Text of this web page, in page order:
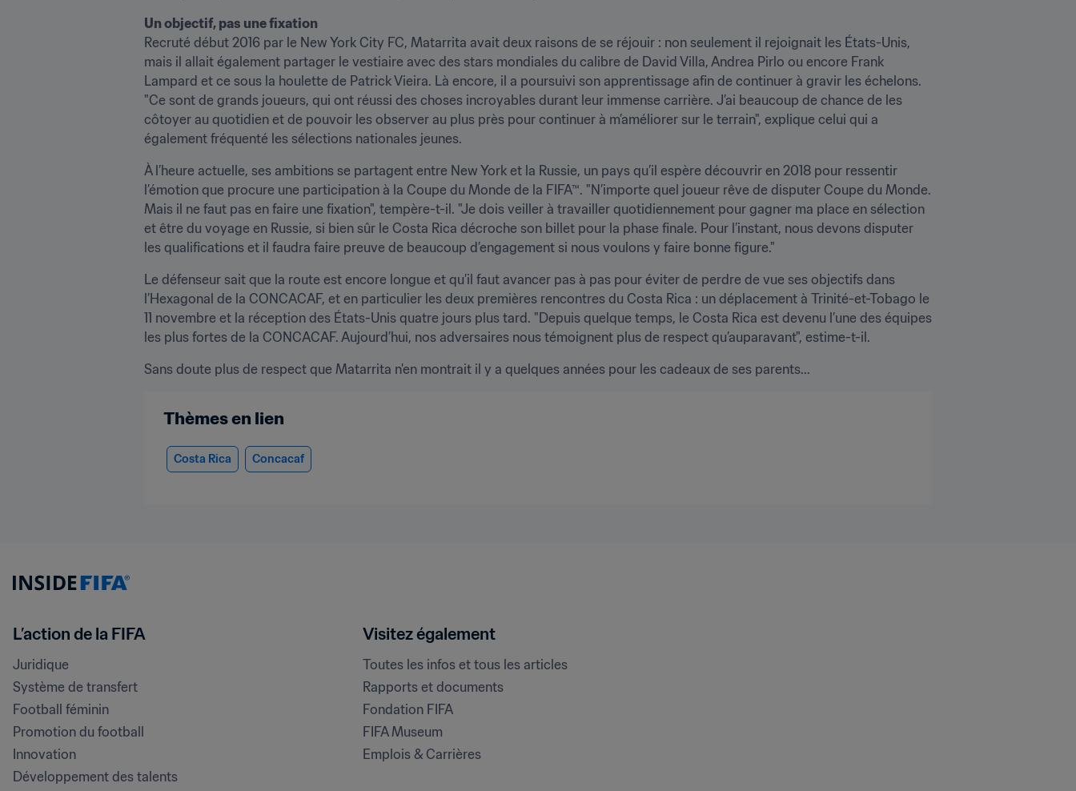
Un objectif, pas une fixation
Recruté début 2016 par le New York City FC, Matarrita avait deux raisons de se réjouir : non seulement il rejoignait les États-Unis,
mais il allait également partager le vestiaire avec des stars mondiales du calibre de David Villa, Andrea Pirlo ou encore Frank
Lampard et ce sous la houlette de Patrick Vieira. Là encore, il a poursuivi son apprentissage afin de continuer à gravir les échelons.
"Ce sont de grands joueurs, qui ont réussi des choses incroyables durant leur immense carrière. J’ai beaucoup de chance de les
côtoyer au quotidien et de pouvoir les observer au plus près pour continuer à m’améliorer sur le terrain", explique celui qui a
également fréquenté les sélections nationales jeunes.
À l’heure actuelle, ses ambitions se partagent entre New York et la Russie, un pays qu’il espère découvrir en 2018 pour ressentir
l’émotion que procure une participation à la Coupe du Monde de la FIFA™. "N’importe quel joueur rêve de disputer Coupe du Monde.
Mais il ne faut pas en faire une fixation", tempère-t-il. "Je dois veiller à travailler quotidiennement pour gagner ma place en sélection
et être du voyage en Russie, si bien sûr le Costa Rica décroche son billet pour la phase finale. Pour l’instant, nous devons disputer
les qualifications et il faudra faire preuve de beaucoup d’engagement si nous voulons y faire bonne figure."
Le défenseur sait que la route est encore longue et qu’il faut avancer pas à pas pour éviter de perdre de vue ses objectifs dans
l’Hexagonal de la CONCACAF, et en particulier les deux premières rencontres du Costa Rica : un déplacement à Trinité-et-Tobago le
11 novembre et la réception des États-Unis quatre jours plus tard. "Depuis quelque temps, le Costa Rica est devenu l’une des équipes
les plus fortes de la CONCACAF. Aujourd’hui, nos adversaires nous témoignent plus de respect qu’auparavant", estime-t-il.
Sans doute plus de respect que Matarrita n'en montrait il y a quelques années pour les cadeaux de ses parents...
Thèmes en lien
Costa Rica Concacaf
L’action de la FIFA
Juridique
Système de transfert
Football féminin
Promotion du football
Innovation
Développement des talents
Visitez également
Toutes les infos et tous les articles
Rapports et documents
Fondation FIFA
FIFA Museum
Emplois & Carrières